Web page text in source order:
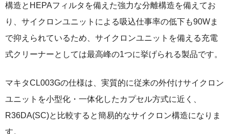
構造とHEPAフィルタを備えた強力な分離構造を備えてお
り、サイクロンユニットによる吸込仕事率の低下も90Wま
で抑えられているため、サイクロンユニットを備える充電
式クリーナーとしては最高峰の1つに挙げられる製品です。
マキタCL003Gの仕様は、実質的に従来の外付けサイクロン
ユニットを小型化・一体化したカプセル方式に近く、
R36DA(SC)と比較すると簡易的なサイクロン構造になりま
す。